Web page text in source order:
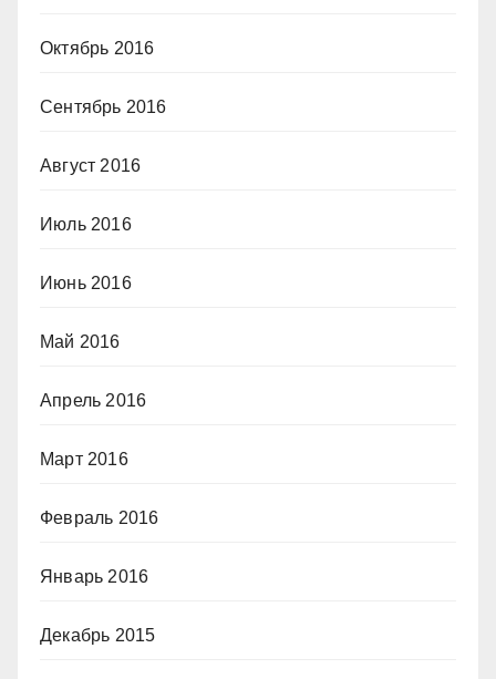
Октябрь 2016
Сентябрь 2016
Август 2016
Июль 2016
Июнь 2016
Май 2016
Апрель 2016
Март 2016
Февраль 2016
Январь 2016
Декабрь 2015